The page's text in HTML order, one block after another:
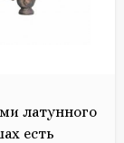
латунного
есть